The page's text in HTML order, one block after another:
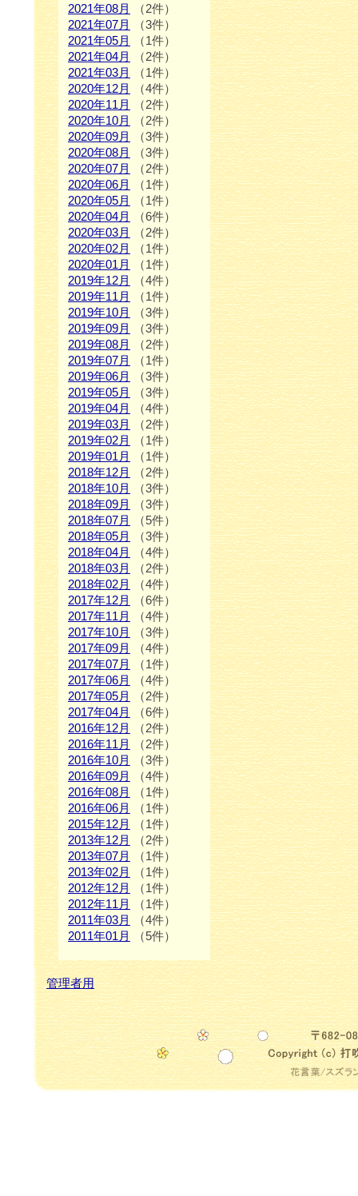
2021年08月
（2件）
2021年07月
（3件）
2021年05月
（1件）
2021年04月
（2件）
2021年03月
（1件）
2020年12月
（4件）
2020年11月
（2件）
2020年10月
（2件）
2020年09月
（3件）
2020年08月
（3件）
2020年07月
（2件）
2020年06月
（1件）
2020年05月
（1件）
2020年04月
（6件）
2020年03月
（2件）
2020年02月
（1件）
2020年01月
（1件）
2019年12月
（4件）
2019年11月
（1件）
2019年10月
（3件）
2019年09月
（3件）
2019年08月
（2件）
2019年07月
（1件）
2019年06月
（3件）
2019年05月
（3件）
2019年04月
（4件）
2019年03月
（2件）
2019年02月
（1件）
2019年01月
（1件）
2018年12月
（2件）
2018年10月
（3件）
2018年09月
（3件）
2018年07月
（5件）
2018年05月
（3件）
2018年04月
（4件）
2018年03月
（2件）
2018年02月
（4件）
2017年12月
（6件）
2017年11月
（4件）
2017年10月
（3件）
2017年09月
（4件）
2017年07月
（1件）
2017年06月
（4件）
2017年05月
（2件）
2017年04月
（6件）
2016年12月
（2件）
2016年11月
（2件）
2016年10月
（3件）
2016年09月
（4件）
2016年08月
（1件）
2016年06月
（1件）
2015年12月
（1件）
2013年12月
（2件）
2013年07月
（1件）
2013年02月
（1件）
2012年12月
（1件）
2012年11月
（1件）
2011年03月
（4件）
2011年01月
（5件）
管理者用